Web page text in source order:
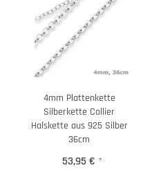
4mm Plattenkette
Silberkette Collier
Halskette aus 925 Silber
36cm
53,95 € *